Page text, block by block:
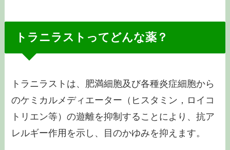
トラニラストってどんな薬？
トラニラストは、肥満細胞及び各種炎症細胞から
のケミカルメディエーター（ヒスタミン，ロイコ
トリエン等）の遊離を抑制することにより、抗ア
レルギー作用を示し、目のかゆみを抑えます。